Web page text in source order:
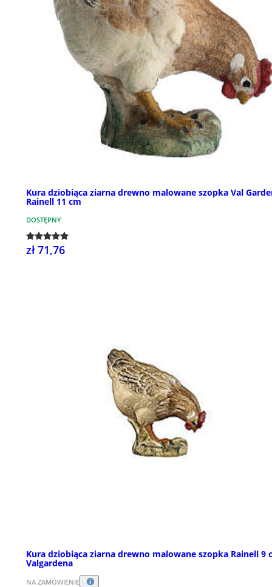
Kura dziobiąca ziarna drewno malowane szopka Val
Rainell 11 cm
DOSTĘPNY
zł 71,76
Kura dziobiąca ziarna drewno malowane szopka Rainell 9
Valgardena
NA ZAMÓWIENIE